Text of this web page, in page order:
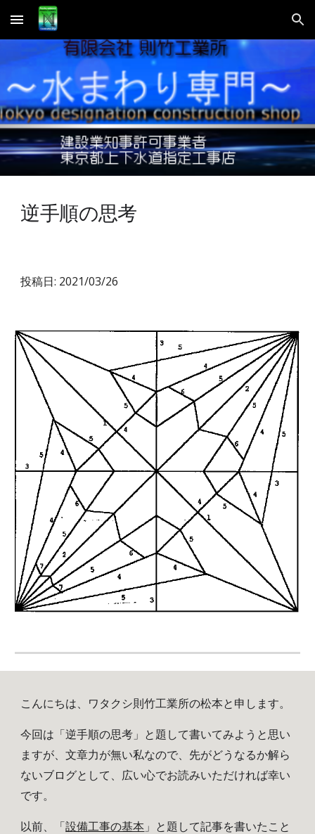
Skip to main content Skip to navigation
逆手順の思考
投稿日: 2021/03/26
こんにちは、ワタクシ則竹工業所の松本と申します。
今回は「逆手順の思考」と題して書いてみようと思い
ますが、文章力が無い私なので、先がどうなるか解ら
ないブログとして、広い心でお読みいただければ幸い
です。
以前、「設備工事の基本 」と題して記事を書いたこと